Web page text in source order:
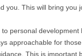
you. This will bring you
personal development
approachable for
This is important